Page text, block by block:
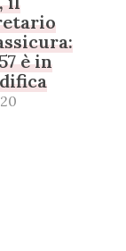
è in